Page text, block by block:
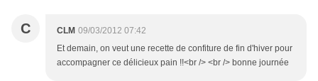
C CLM 09/03/2012 07:42
Et demain, on veut une recette de confiture de fin d'hiver pour
accompagner ce délicieux pain !!<br /> <br /> bonne journée